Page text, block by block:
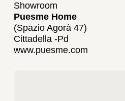
Showroom
Puesme Home
(Spazio Agorà 47)
Cittadella -Pd
www.puesme.com